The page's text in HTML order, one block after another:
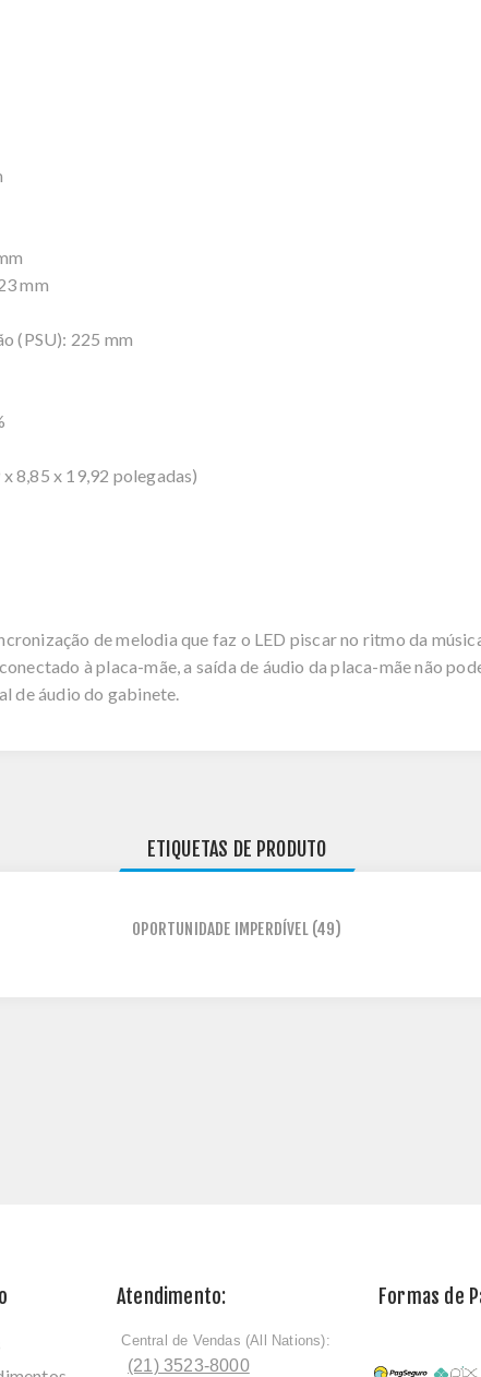
mm
(PSU): 225 mm
8,85 x 19,92 polegadas)
de melodia que faz o LED piscar no ritmo da
à placa-mãe, a saída de áudio da placa-mãe não
de áudio do gabinete.
ETIQUETAS DE PRODUTO
OPORTUNIDADE IMPERDÍVEL (49)
Atendimento:
ﾠCentral de Vendas (All Nations):
(21) 3523-8000
Formas de